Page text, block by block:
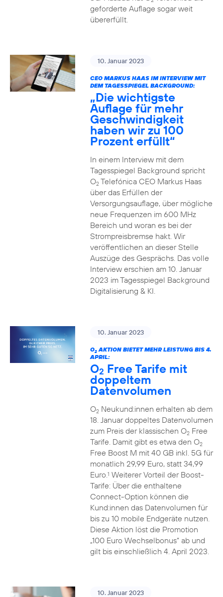
geforderte Auflage sogar weit
übererfüllt.
10. Januar 2023
CEO MARKUS HAAS IM INTERVIEW MIT
DEM TAGESSPIEGEL BACKGROUND:
„Die wichtigste
Auflage für mehr
Geschwindigkeit
haben wir zu 100
Prozent erfüllt“
In einem Interview mit dem
Tagesspiegel Background spricht
O2Telefónica CEO Markus Haas
über das Erfüllen der
Versorgungsauflage, über mögliche
neue Frequenzen im 600 MHz
Bereich und woran es bei der
Strompreisbremse hakt. Wir
veröffentlichen an dieser Stelle
Auszüge des Gesprächs. Das volle
Interview erschien am 10. Januar
2023 im Tagesspiegel Background
Digitalisierung & KI.
10. Januar 2023
O2AKTION BIETET MEHR LEISTUNG BIS 4.
APRIL:
O2 Free Tarife mit
doppeltem
Datenvolumen
O2Neukund:innen erhalten ab dem
18. Januar doppeltes Datenvolumen
zum Preis der klassischen O2Free
Tarife. Damit gibt es etwa den O2
Free Boost M mit 40 GB inkl. 5G für
monatlich 29,99 Euro, statt 34,99
Euro.1 Weiterer Vorteil der Boost-
Tarife: Über die enthaltene
Connect-Option können die
Kund:innen das Datenvolumen für
bis zu 10 mobile Endgeräte nutzen.
Diese Aktion löst die Promotion
„100 Euro Wechselbonus“ ab und
gilt bis einschließlich 4. April 2023.
10. Januar 2023